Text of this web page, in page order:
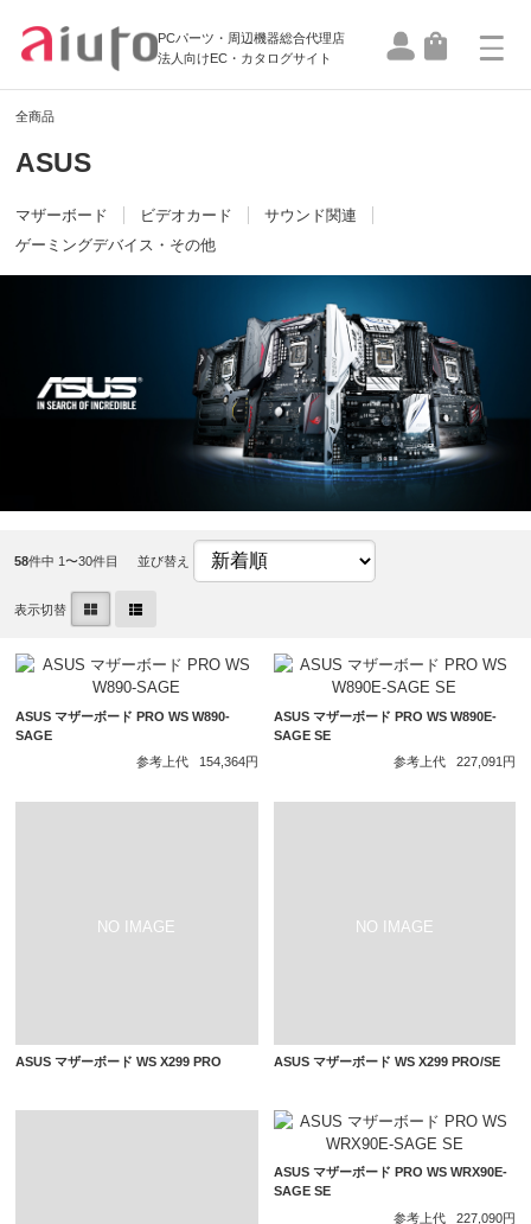
PCパーツ・周辺機器総合代理店
法人向けEC・カタログサイト
全商品
ASUS
マザーボード ビデオカード
サウンド関連
ゲーミングデバイス・その他
58件中 1〜30件目 並び替え
表示切替
ASUS マザーボード PRO WS W890-
SAGE
参考上代
154,364円
ASUS マザーボード PRO WS W890E-
SAGE SE
参考上代
227,091円
ASUS マザーボード WS X299 PRO ASUS マザーボード WS X299 PRO/SE
ASUS マザーボード PRO WS WRX90E-
SAGE SE
参考上代
227,090円